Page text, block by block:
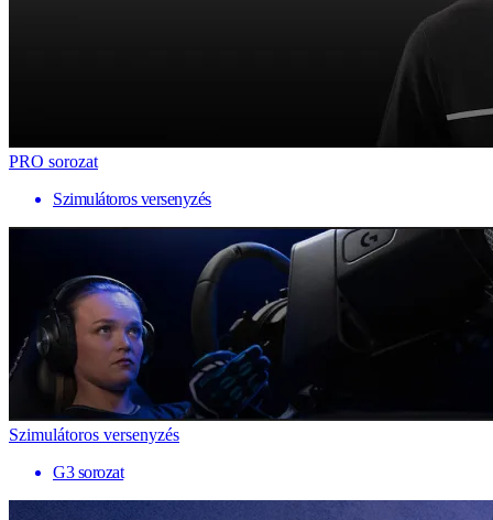
PRO sorozat
Szimulátoros versenyzés
Szimulátoros versenyzés
G3 sorozat